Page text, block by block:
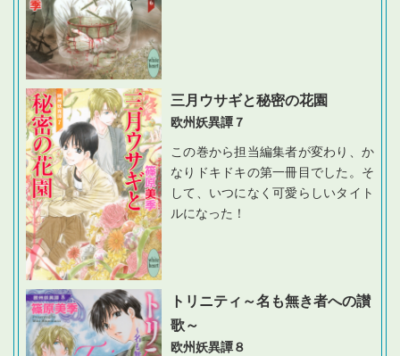
三月ウサギと秘密の花園
欧州妖異譚７
この巻から担当編集者が変わり、か
なりドキドキの第一冊目でした。そ
して、いつになく可愛らしいタイト
ルになった！
トリニティ～名も無き者への讃
歌～
欧州妖異譚８